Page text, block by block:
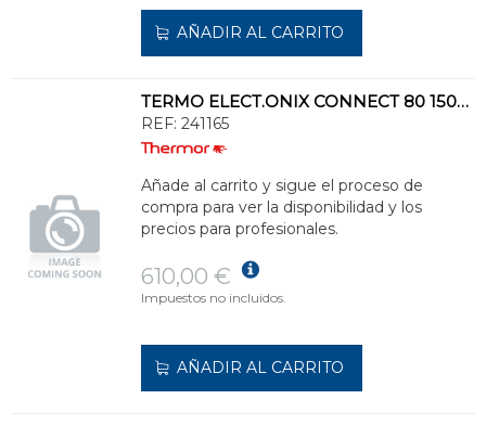
AÑADIR AL CARRITO
TERMO ELECT.ONIX CONNECT 80 1500+750/1000W 230V 33Kg 1090x490x310mm MULTIPOS.
REF: 241165
Añade al carrito y sigue el proceso de
compra para ver la disponibilidad y los
precios para profesionales.
610,00 €
Impuestos no incluidos.
AÑADIR AL CARRITO